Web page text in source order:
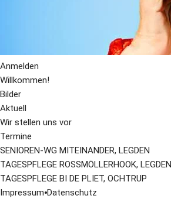
Anmelden
Willkommen!
Bilder
Aktuell
Wir stellen uns vor
Termine
SENIOREN-WG MITEINANDER, LEGDEN
TAGESPFLEGE ROSSMÖLLERHOOK, LEGDEN
TAGESPFLEGE BI DE PLIET, OCHTRUP
Impressum⦁Datenschutz